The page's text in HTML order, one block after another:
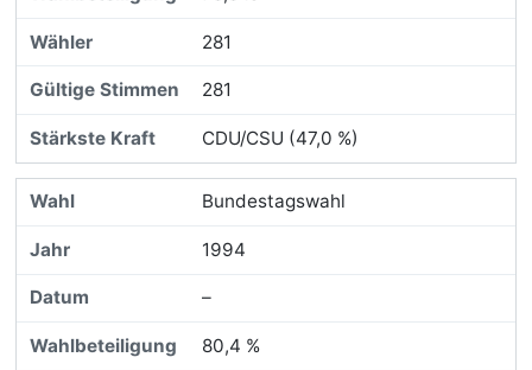
281
281
CDU/CSU (47,0 %)
Bundestagswahl
1994
–
80,4 %